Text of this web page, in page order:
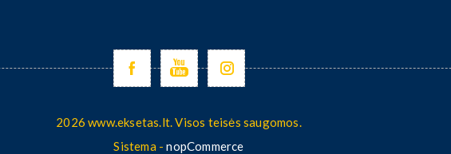
2026 www.eksetas.lt. Visos teisės saugomos.
Sistema -nopCommerce